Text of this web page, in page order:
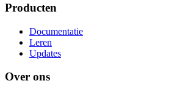
Producten
Documentatie
Leren
Updates
Over ons